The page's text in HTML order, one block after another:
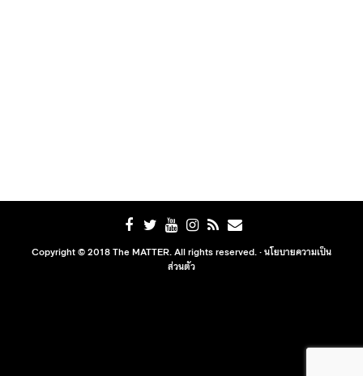
Copyright © 2018 The MATTER. All rights reserved. ·นโยบายความเป็น
ส่วนตัว